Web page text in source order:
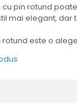
cu pin rotund
mai elegant, dar
este o